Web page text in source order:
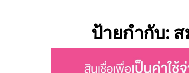
ป้ายกำกับ: